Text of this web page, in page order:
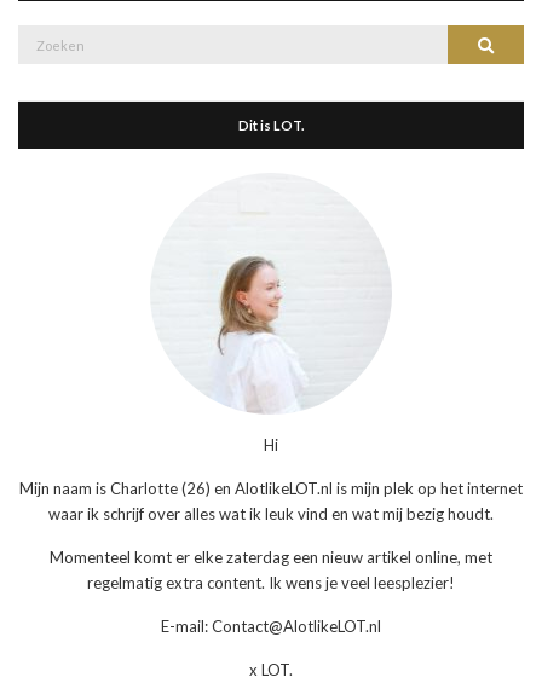
Zoek
Dit is LOT.
Hi
Mijn naam is Charlotte (26) en AlotlikeLOT.nl is mijn plek op het internet
waar ik schrijf over alles wat ik leuk vind en wat mij bezig houdt.
Momenteel komt er elke zaterdag een nieuw artikel online, met
regelmatig extra content. Ik wens je veel leesplezier!
E-mail: Contact@AlotlikeLOT.nl
x LOT.